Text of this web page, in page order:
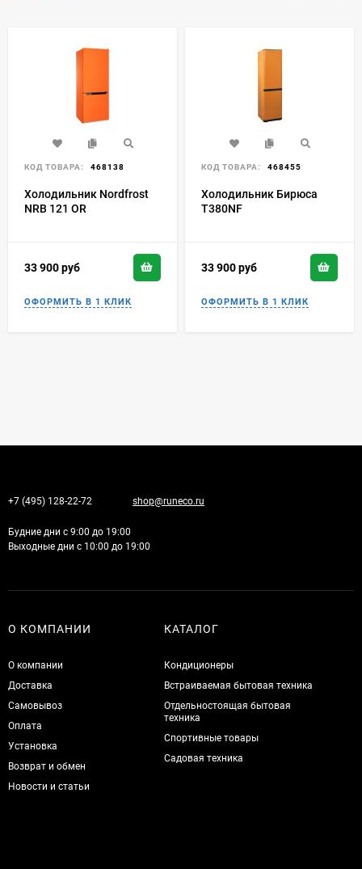
КОД ТОВАРА: 468138
Холодильник Nordfrost
NRB 121 OR
33 900руб
КОД ТОВАРА: 468455
Холодильник Бирюса
T380NF
33 900руб
+7 (495) 128-22-72 shop@runeco.ru
Будние дни с 9:00 до 19:00
Выходные дни с 10:00 до 19:00
О КОМПАНИИ
О компании
Доставка
Самовывоз
Оплата
Установка
Возврат и обмен
Новости и статьи
КАТАЛОГ
Кондиционеры
Встраиваемая бытовая техника
Отдельностоящая бытовая
техника
Спортивные товары
Садовая техника